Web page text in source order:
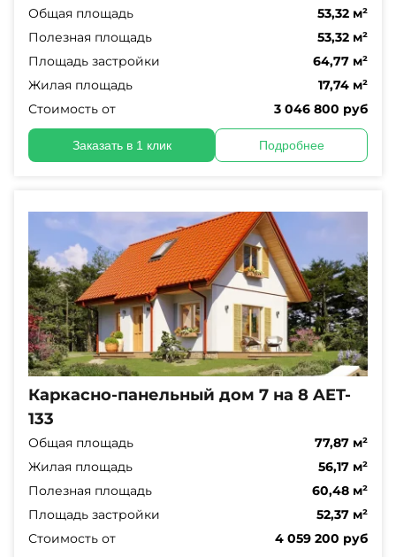
Общая площадь
53,32 м²
Полезная площадь
53,32 м²
Площадь застройки
64,77 м²
Жилая площадь
17,74 м²
Стоимость от
3 046 800 руб
Заказать в 1 клик Подробнее
Каркасно-панельный дом 7 на 8 AET-
133
Общая площадь
77,87 м²
Жилая площадь
56,17 м²
Полезная площадь
60,48 м²
Площадь застройки
52,37 м²
Стоимость от
4 059 200 руб